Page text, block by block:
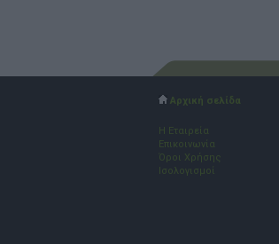
Αρχική σελίδα
Η Εταιρεία
Επικοινωνία
Όροι Χρήσης
Ισολογισμοί